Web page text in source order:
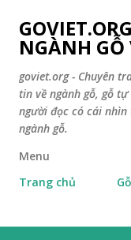
NGÀNH
goviet.org - Chuyên
tin về ngành gỗ, gỗ
người đọc có cái nhìn
ngành gỗ.
Menu
Trang chủ